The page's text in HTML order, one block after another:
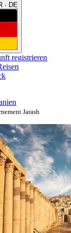
· DE
registrieren
Jarash